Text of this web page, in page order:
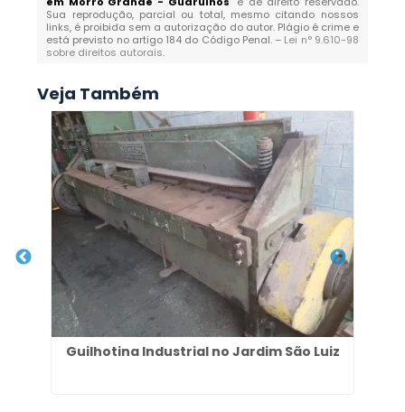
Sua reprodução, parcial ou total, mesmo citando nossos
links, é proibida sem a autorização do autor. Plágio é crime e
está previsto no artigo 184 do Código Penal. – Lei n° 9.610-98
sobre direitos autorais.
Veja Também
Guilhotina Industrial no Jardim São Luiz